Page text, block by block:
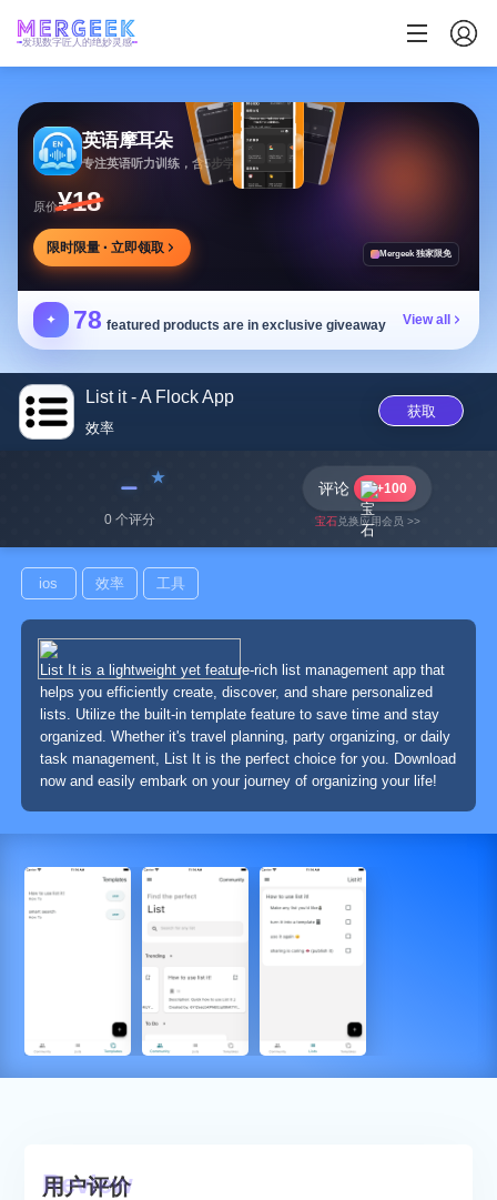
发现数字匠人的绝妙灵感
英语摩耳朵
原价¥18
限时限量 · 立即领取 Mergeek 独家限免
✦ 78 featured products are in exclusive giveaway View all
List it - A Flock App
效率
获取
﹣
0 个评分
评论 +100
宝石兑换应用会员 >>
ios 效率 工具
List It is a lightweight yet feature-rich list management app that
helps you efficiently create, discover, and share personalized
lists. Utilize the built-in template feature to save time and stay
organized. Whether it's travel planning, party organizing, or daily
task management, List It is the perfect choice for you. Download
now and easily embark on your journey of organizing your life!
用户评价